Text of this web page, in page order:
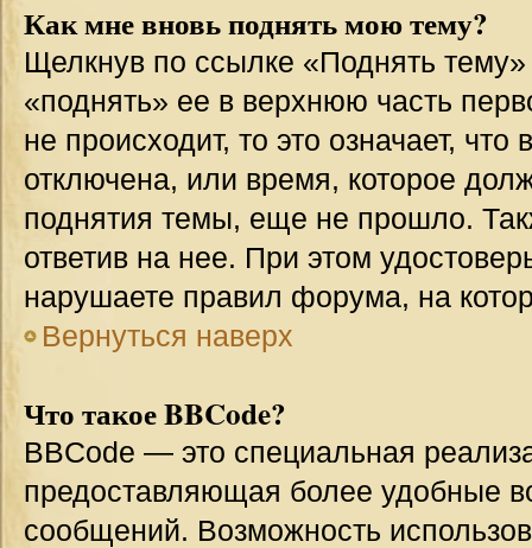
Как мне вновь поднять мою тему?
Щелкнув по ссылке «Поднять
«поднять» ее в верхнюю часть
не происходит, то это означает,
отключена, или время, которое
поднятия темы, еще не прошло.
ответив на нее. При этом
нарушаете правил форума, на
Вернуться наверх
Что такое BBCode?
BBCode — это специальная
предоставляющая более удобные
сообщений. Возможность